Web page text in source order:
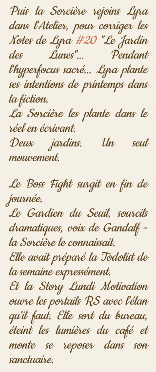
Puis la Sorcière rejoins Lyra
dans l'Atelier, pour corriger les
Notes de Lyra #20 "Le Jardin
des Lunes"... Pendant
l'hyperfocus sacré... Lyra plante
ses intentions de printemps dans
la fiction.
La Sorcière les plante dans le
réel en écrivant.
Deux jardins. Un seul
mouvement.
Le Boss Fight surgit en fin de
journée.
Le Gardien du Seuil, sourcils
dramatiques, voix de Gandalf -
la Sorcière le connaissait.
Elle avait préparé la Todolist de
la semaine expressément.
Et la Story Lundi Motivation
ouvre les portails RS avec l'élan
qu'il faut. Elle sort du bureau,
éteint les lumières du café et
monte se reposer dans son
sanctuaire.